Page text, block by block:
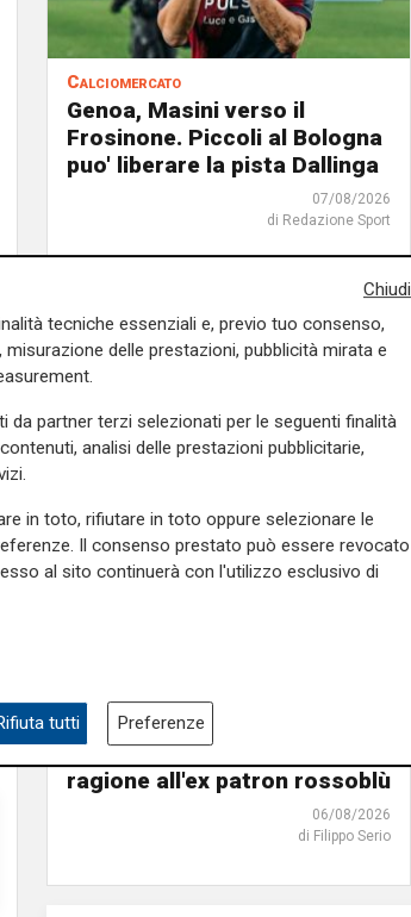
Calciomercato
Genoa, Masini verso il
Frosinone. Piccoli al Bologna
puo' liberare la pista Dallinga
07/08/2026
di Redazione Sport
La sentenza
Contesa Preziosi - Genoa, il
Tribunale di Milano dà
ragione all'ex patron rossoblù
06/08/2026
di Filippo Serio
Chiudi
tecniche essenziali e, previo tuo consenso,
delle prestazioni, pubblicità mirata e
partner terzi selezionati per le seguenti finalità
analisi delle prestazioni pubblicitarie,
in toto, rifiutare in toto oppure selezionare le
Il consenso prestato può essere revocato
al sito continuerà con l'utilizzo esclusivo di
tutti Preferenze